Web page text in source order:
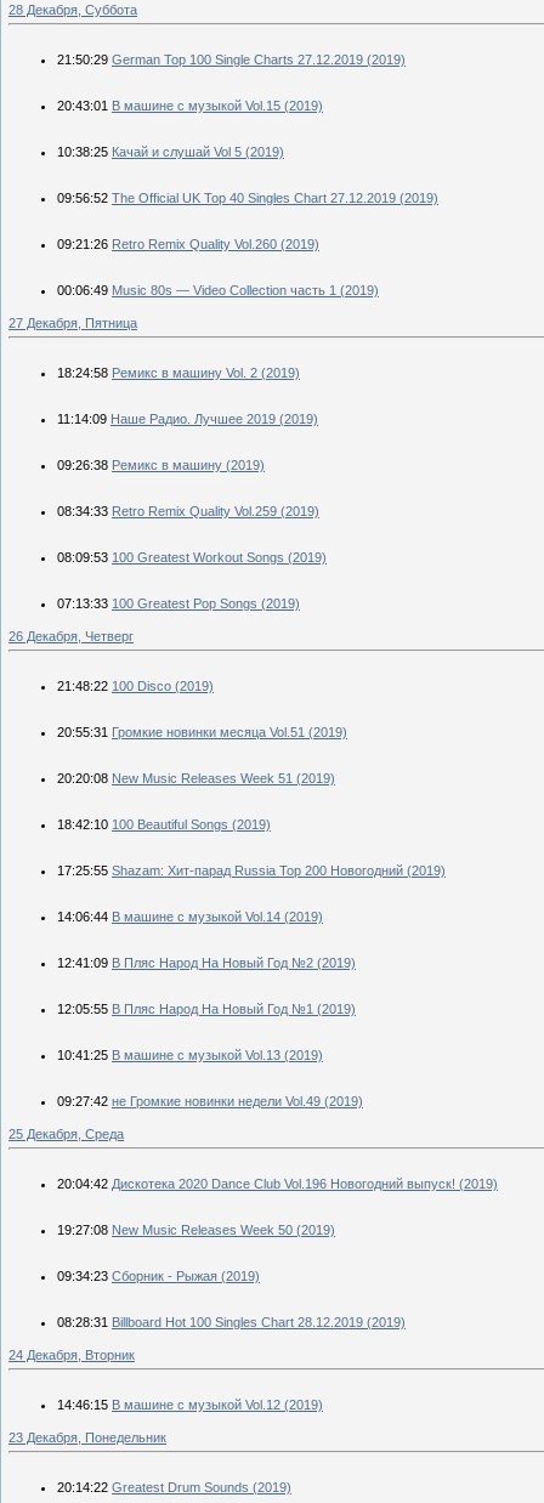
28 Декабря, Суббота
21:50:29 German Top 100 Single Charts 27.12.2019 (2019)
20:43:01 В машине с музыкой Vol.15 (2019)
10:38:25 Качай и слушай Vol 5 (2019)
09:56:52 The Official UK Top 40 Singles Chart 27.12.2019 (2019)
09:21:26 Retro Remix Quality Vol.260 (2019)
00:06:49 Music 80s — Video Collection часть 1 (2019)
27 Декабря, Пятница
18:24:58 Ремикс в машину Vol. 2 (2019)
11:14:09 Наше Радио. Лучшее 2019 (2019)
09:26:38 Ремикс в машину (2019)
08:34:33 Retro Remix Quality Vol.259 (2019)
08:09:53 100 Greatest Workout Songs (2019)
07:13:33 100 Greatest Pop Songs (2019)
26 Декабря, Четверг
21:48:22 100 Disco (2019)
20:55:31 Громкие новинки месяца Vol.51 (2019)
20:20:08 New Music Releases Week 51 (2019)
18:42:10 100 Beautiful Songs (2019)
17:25:55 Shazam: Хит-парад Russia Top 200 Новогодний (2019)
14:06:44 В машине с музыкой Vol.14 (2019)
12:41:09 В Пляс Народ На Новый Год №2 (2019)
12:05:55 В Пляс Народ На Новый Год №1 (2019)
10:41:25 В машине с музыкой Vol.13 (2019)
09:27:42 не Громкие новинки недели Vol.49 (2019)
25 Декабря, Среда
20:04:42 Дискотека 2020 Dance Club Vol.196 Новогодний выпуск! (2019)
19:27:08 New Music Releases Week 50 (2019)
09:34:23 Сборник - Рыжая (2019)
08:28:31 Billboard Hot 100 Singles Chart 28.12.2019 (2019)
24 Декабря, Вторник
14:46:15 В машине с музыкой Vol.12 (2019)
23 Декабря, Понедельник
20:14:22 Greatest Drum Sounds (2019)